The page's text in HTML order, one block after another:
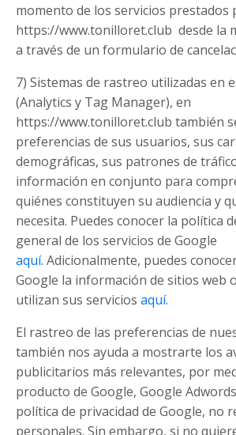
momento de los servicios prestados
https://www.tonilloret.club desde la
a través de un formulario de
7) Sistemas de rastreo utilizadas en
(Analytics y Tag Manager), en
https://www.tonilloret.club también
preferencias de sus usuarios, sus
demográficas, sus patrones de
información en conjunto para
quiénes constituyen su audiencia y
necesita. Puedes conocer la política
general de los servicios de Google
aquí. Adicionalmente, puedes
Google la información de sitios web
utilizan sus servicios aquí.
El rastreo de las preferencias de
también nos ayuda a mostrarte los
publicitarios más relevantes, por
producto de Google, Google
política de privacidad de Google, no
personales. Sin embargo, si no